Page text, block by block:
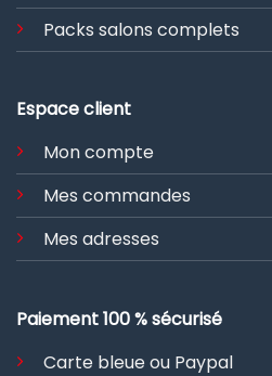
Packs salons complets
Espace client
Mon compte
Mes commandes
Mes adresses
Paiement 100 % sécurisé
Carte bleue ou Paypal